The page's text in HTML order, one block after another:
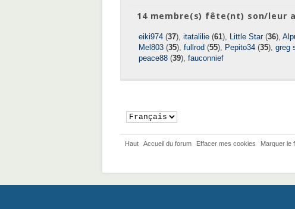
14 membre(s) fête(nt) son/leur
eiki974 (37), itatalilie (61), Little Star(36),
Mel803 (35), fullrod (55), Pepito34 (35), greg
peace88 (39), fauconnief
Haut Accueil du forum Effacer mes cookies Marquer le